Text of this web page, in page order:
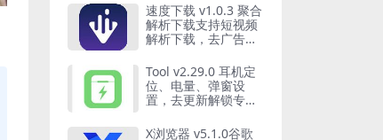
速度下载 v1.0.3 聚合
解析下载支持短视频
解析下载，去广告纯
Tool v2.29.0 耳机定
位、电量、弹窗设
置，去更新解锁专业
X浏览器 v5.1.0谷歌